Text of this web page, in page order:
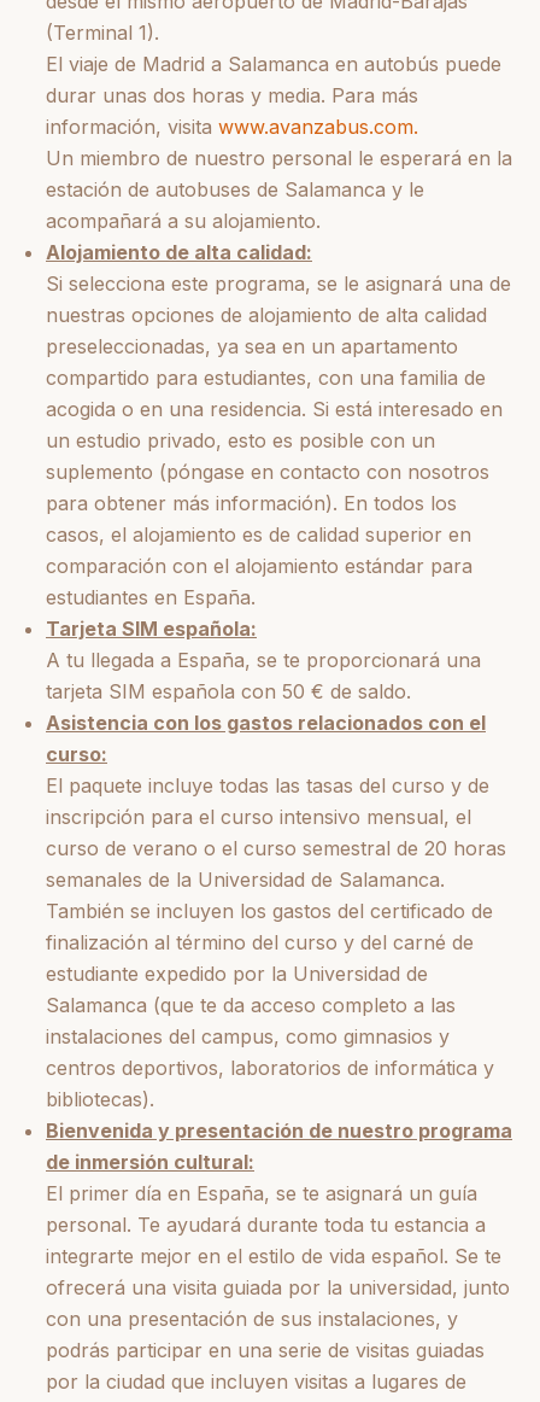
(Terminal 1).
El viaje de Madrid a Salamanca en autobús puede
durar unas dos horas y media. Para más
información, visita www.avanzabus.com.
Un miembro de nuestro personal le esperará en la
estación de autobuses de Salamanca y le
acompañará a su alojamiento.
Alojamiento de alta calidad:
Si selecciona este programa, se le asignará una de
nuestras opciones de alojamiento de alta calidad
preseleccionadas, ya sea en un apartamento
compartido para estudiantes, con una familia de
acogida o en una residencia. Si está interesado en
un estudio privado, esto es posible con un
suplemento (póngase en contacto con nosotros
para obtener más información). En todos los
casos, el alojamiento es de calidad superior en
comparación con el alojamiento estándar para
estudiantes en España.
Tarjeta SIM española:
A tu llegada a España, se te proporcionará una
tarjeta SIM española con 50 € de saldo.
Asistencia con los gastos relacionados con el
curso:
El paquete incluye todas las tasas del curso y de
inscripción para el curso intensivo mensual, el
curso de verano o el curso semestral de 20 horas
semanales de la Universidad de Salamanca.
También se incluyen los gastos del certificado de
finalización al término del curso y del carné de
estudiante expedido por la Universidad de
Salamanca (que te da acceso completo a las
instalaciones del campus, como gimnasios y
centros deportivos, laboratorios de informática y
bibliotecas).
Bienvenida y presentación de nuestro programa
de inmersión cultural:
El primer día en España, se te asignará un guía
personal. Te ayudará durante toda tu estancia a
integrarte mejor en el estilo de vida español. Se te
ofrecerá una visita guiada por la universidad, junto
con una presentación de sus instalaciones, y
podrás participar en una serie de visitas guiadas
por la ciudad que incluyen visitas a lugares de